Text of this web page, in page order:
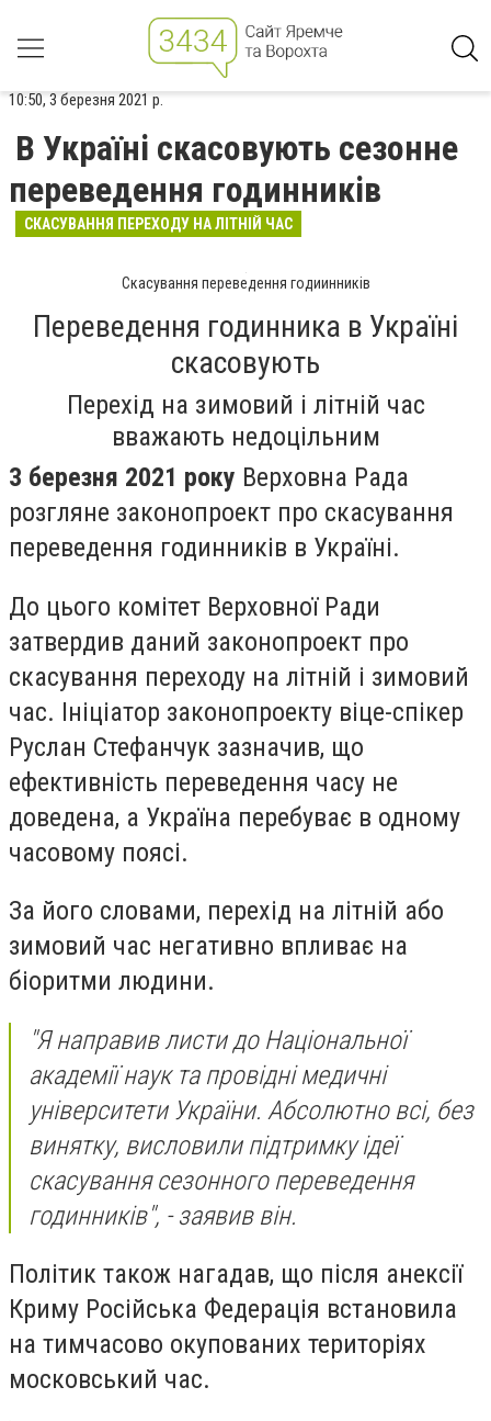
10:50, 3 березня 2021 р.
В Україні скасовують сезонне
переведення годинників
СКАСУВАННЯ ПЕРЕХОДУ НА ЛІТНІЙ ЧАС
Скасування переведення годиинників
Переведення годинника в Україні
скасовують
Перехід на зимовий і літній час
вважають недоцільним
3 березня 2021 року Верховна Рада
розгляне законопроект про скасування
переведення годинників в Україні.
До цього комітет Верховної Ради
затвердив даний законопроект про
скасування переходу на літній і зимовий
час. Ініціатор законопроекту віце-спікер
Руслан Стефанчук зазначив, що
ефективність переведення часу не
доведена, а Україна перебуває в одному
часовому поясі.
За його словами, перехід на літній або
зимовий час негативно впливає на
біоритми людини.
"Я направив листи до Національної
академії наук та провідні медичні
університети України. Абсолютно всі, без
винятку, висловили підтримку ідеї
скасування сезонного переведення
годинників", - заявив він.
Політик також нагадав, що після анексії
Криму Російська Федерація встановила
на тимчасово окупованих територіях
московський час.